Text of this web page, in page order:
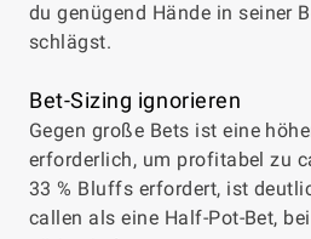
du genügend Hände in seiner
schlägst.
Bet-Sizing ignorieren
Gegen große Bets ist eine
erforderlich, um profitabel zu
33 % Bluffs erfordert, ist
callen als eine Half-Pot-Bet,